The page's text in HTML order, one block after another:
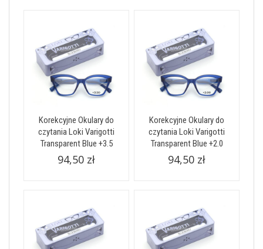
Korekcyjne Okulary do
czytania Loki Varigotti
Transparent Blue +3.5
94,50 zł
Korekcyjne Okulary do
czytania Loki Varigotti
Transparent Blue +2.0
94,50 zł